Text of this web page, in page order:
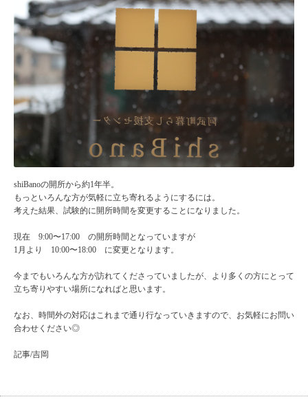
shiBanoの開所から約1年半。
もっといろんな方が気軽に立ち寄れるようにするには。
考えた結果、試験的に開所時間を変更することになりました。
現在 9:00〜17:00 の開所時間となっていますが
1月より 10:00〜18:00 に変更となります。
今までもいろんな方が訪れてくださっていましたが、より多くの方にとって
立ち寄りやすい場所になればと思います。
なお、時間外の対応はこれまで通り行なっていきますので、お気軽にお問い
合わせください◎
記事/吉岡